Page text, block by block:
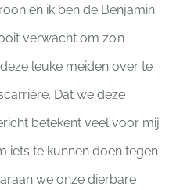
en ik ben de Benjamin
verwacht om zo’n
leuke meiden over te
Dat we deze
betekent veel voor mij
iets te kunnen doen tegen
we onze dierbare